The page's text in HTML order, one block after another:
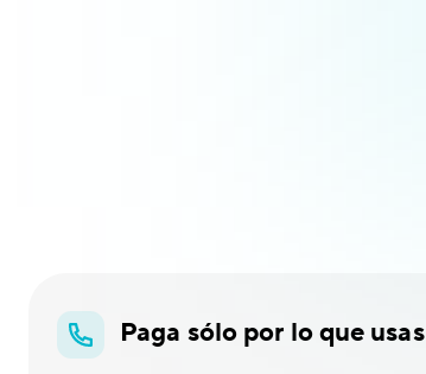
Paga sólo por lo que usas